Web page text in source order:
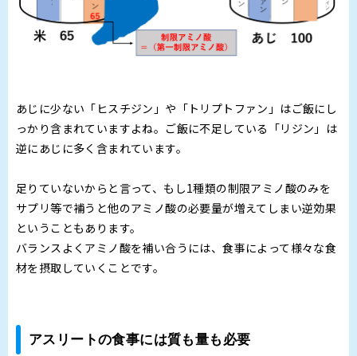
あじに少ない「ヒスチジン」や「トリプトファン」はご飯にし
っかり含まれていますよね。ご飯に不足している「リジン」は
逆にあじに多く含まれています。
足りていないからと言って、もし1種類の制限アミノ酸のみを
サプリ等で補うと他のアミノ酸の必要量が増えてしまい逆効果
ということもあります。
バランスよくアミノ酸を補い合うには、食事によって様々な食
材を摂取していくことです。
アスリートの食事には質も量も必要